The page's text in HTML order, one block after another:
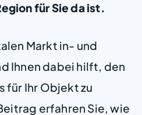
für Sie da ist.
Markt in- und
Ihnen dabei hilft, den
für Ihr Objekt zu
erfahren Sie, wie